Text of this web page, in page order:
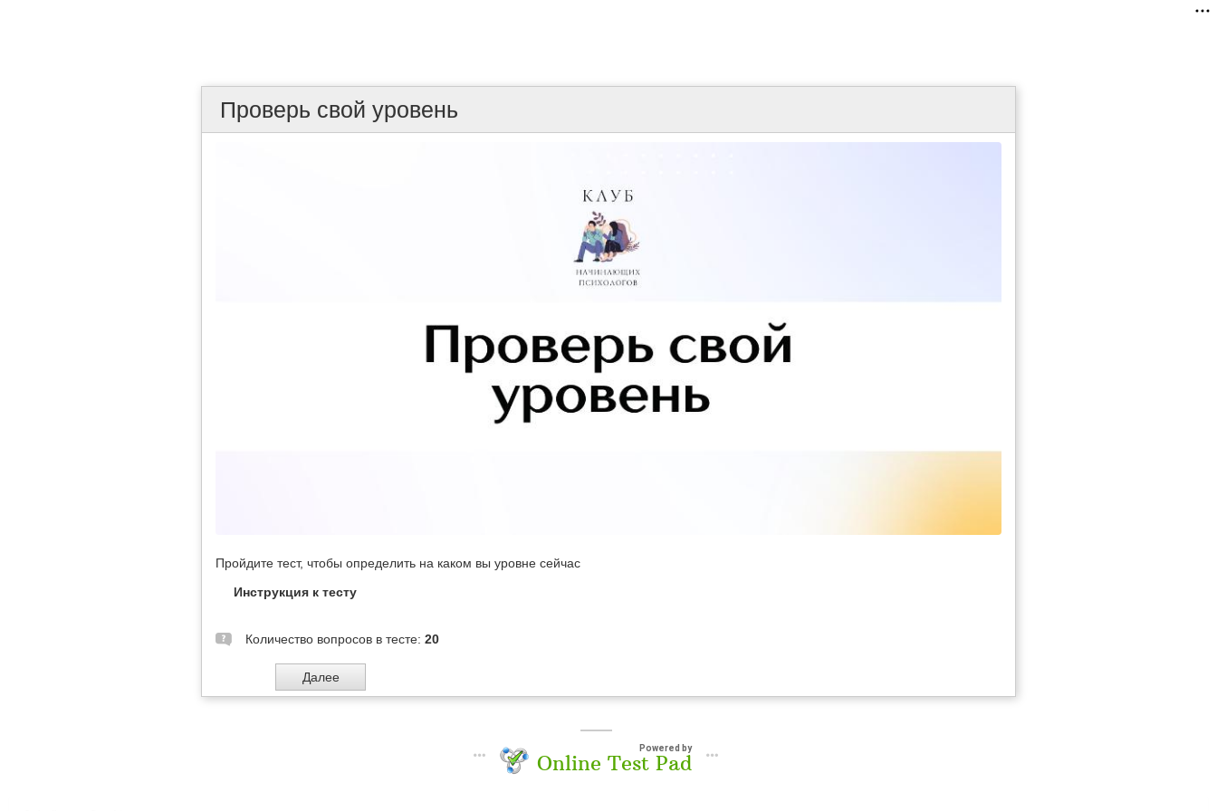
Проверь свой уровень
Пройдите тест, чтобы определить на каком вы уровне сейчас
Инструкция к тесту
Количество вопросов в тесте: 20
Powered by
Online Test Pad